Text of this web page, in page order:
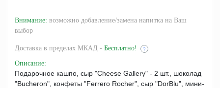
Внимание: возможно добавление/замена напитка на Ваш
выбор
Доставка в пределах МКАД - Бесплатно! ?
Описание:
Подарочное кашпо, сыр "Cheese Gallery" - 2 шт., шоколад
"Bucheron", конфеты "Ferrero Rocher", сыр "DorBlu", мини-